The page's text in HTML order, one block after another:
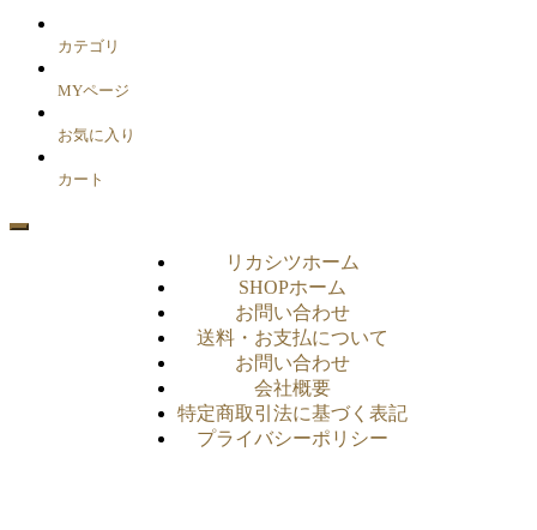
カテゴリ
MYページ
お気に入り
カート
リカシツホーム
SHOPホーム
お問い合わせ
送料・お支払について
お問い合わせ
会社概要
特定商取引法に基づく表記
プライバシーポリシー